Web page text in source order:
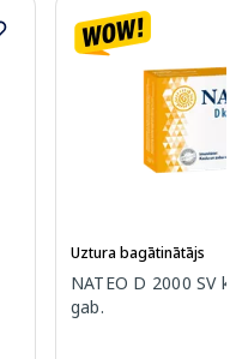
Uztura bagātinātājs
NATEO D 2000 SV
gab.